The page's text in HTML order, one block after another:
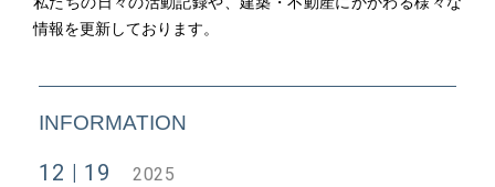
情報を更新しております。
INFORMATION
12 19 2025